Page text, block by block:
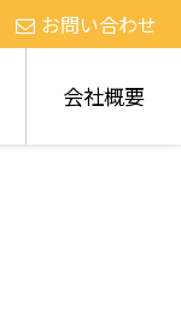
お問い合わせ
会社概要